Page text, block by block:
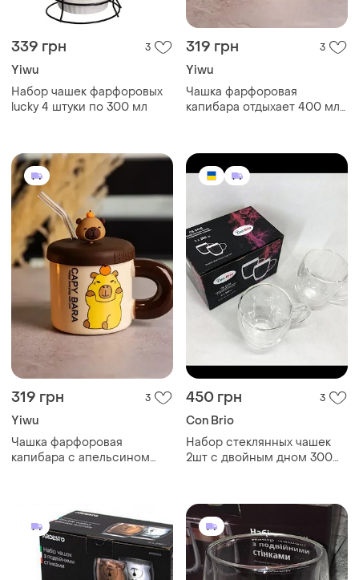
339 грн 3
Yiwu
Набор чашек фарфоровых
lucky 4 штуки по 300 мл
319 грн 3
Yiwu
Чашка фарфоровая
капибара отдыхает 400 мл
319 грн 3
Yiwu
Чашка фарфоровая
капибара с апельсином
450 грн 3
Con Brio
Набор стеклянных чашек
2шт с двойным дном 300